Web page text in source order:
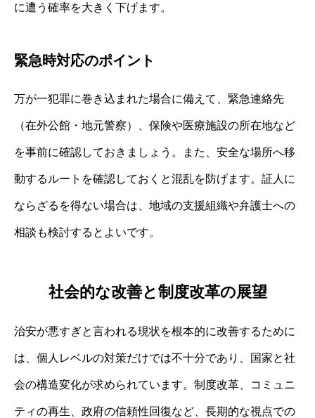
に遭う確率を大きく下げます。
緊急時対応のポイント
万が一犯罪に巻き込まれた場合に備えて、緊急連絡先
（在外公館・地元警察）、保険や医療施設の所在地など
を事前に確認しておきましょう。また、安全な場所へ移
動するルートを確認しておくと混乱を防げます。証人に
ならざるを得ない場合は、地域の支援組織や弁護士への
相談も検討するとよいです。
社会的な改善と制度改革の展望
治安が悪すぎと言われる現状を根本的に改善するために
は、個人レベルの対策だけでは不十分であり、国家と社
会の構造変化が求められています。制度改革、コミュニ
ティの再生、政府の信頼性回復など、長期的な視点での